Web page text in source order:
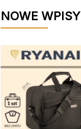
NOWE WPISY